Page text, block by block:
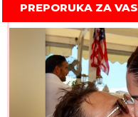
PREPORUKA ZA VAS